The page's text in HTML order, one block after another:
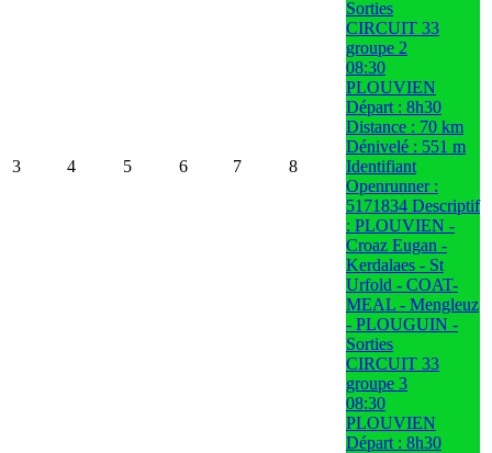
3 4 5 6 7 8
Sorties
CIRCUIT 33
groupe 2
08:30
PLOUVIEN
Départ : 8h30
Distance : 70 km
Dénivelé : 551 m
Identifiant
Openrunner :
5171834 Descriptif
: PLOUVIEN -
Croaz Eugan -
Kerdalaes - St
Urfold - COAT-
MEAL - Mengleuz
- PLOUGUIN -
Sorties
CIRCUIT 33
groupe 3
08:30
PLOUVIEN
Départ : 8h30